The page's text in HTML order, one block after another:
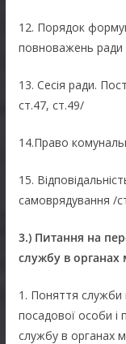
12. Порядок
повноважень ради
13. Сесія ради.
ст.47, ст.49/
14.Право
15.
самоврядування /
3.) Питання на
службу в органах
1. Поняття служби
посадової особи і
службу в органах